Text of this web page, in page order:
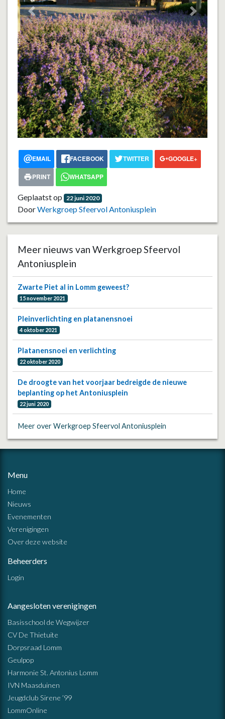
Vorige
EMAIL FACEBOOK TWITTER
GOOGLE+
PRINT
WHATSAPP
Geplaatst op 22 juni 2020
DoorWerkgroep Sfeervol Antoniusplein
Meer nieuws van Werkgroep Sfeervol
Antoniusplein
Zwarte Piet al in Lomm geweest?
15 november 2021
Pleinverlichting en platanensnoei
4 oktober 2021
Platanensnoei en verlichting
22 oktober 2020
De droogte van het voorjaar bedreigde de nieuwe
beplanting op het Antoniusplein
22 juni 2020
Meer over Werkgroep Sfeervol Antoniusplein
Menu
Home
Nieuws
Evenementen
Verenigingen
Over deze website
Beheerders
Login
Aangesloten verenigingen
Basisschool de Wegwijzer
CV De Thietuite
Dorpsraad Lomm
Geulpop
Harmonie St. Antonius Lomm
IVN Maasduinen
Jeugdclub Sirene ’99
LommOnline